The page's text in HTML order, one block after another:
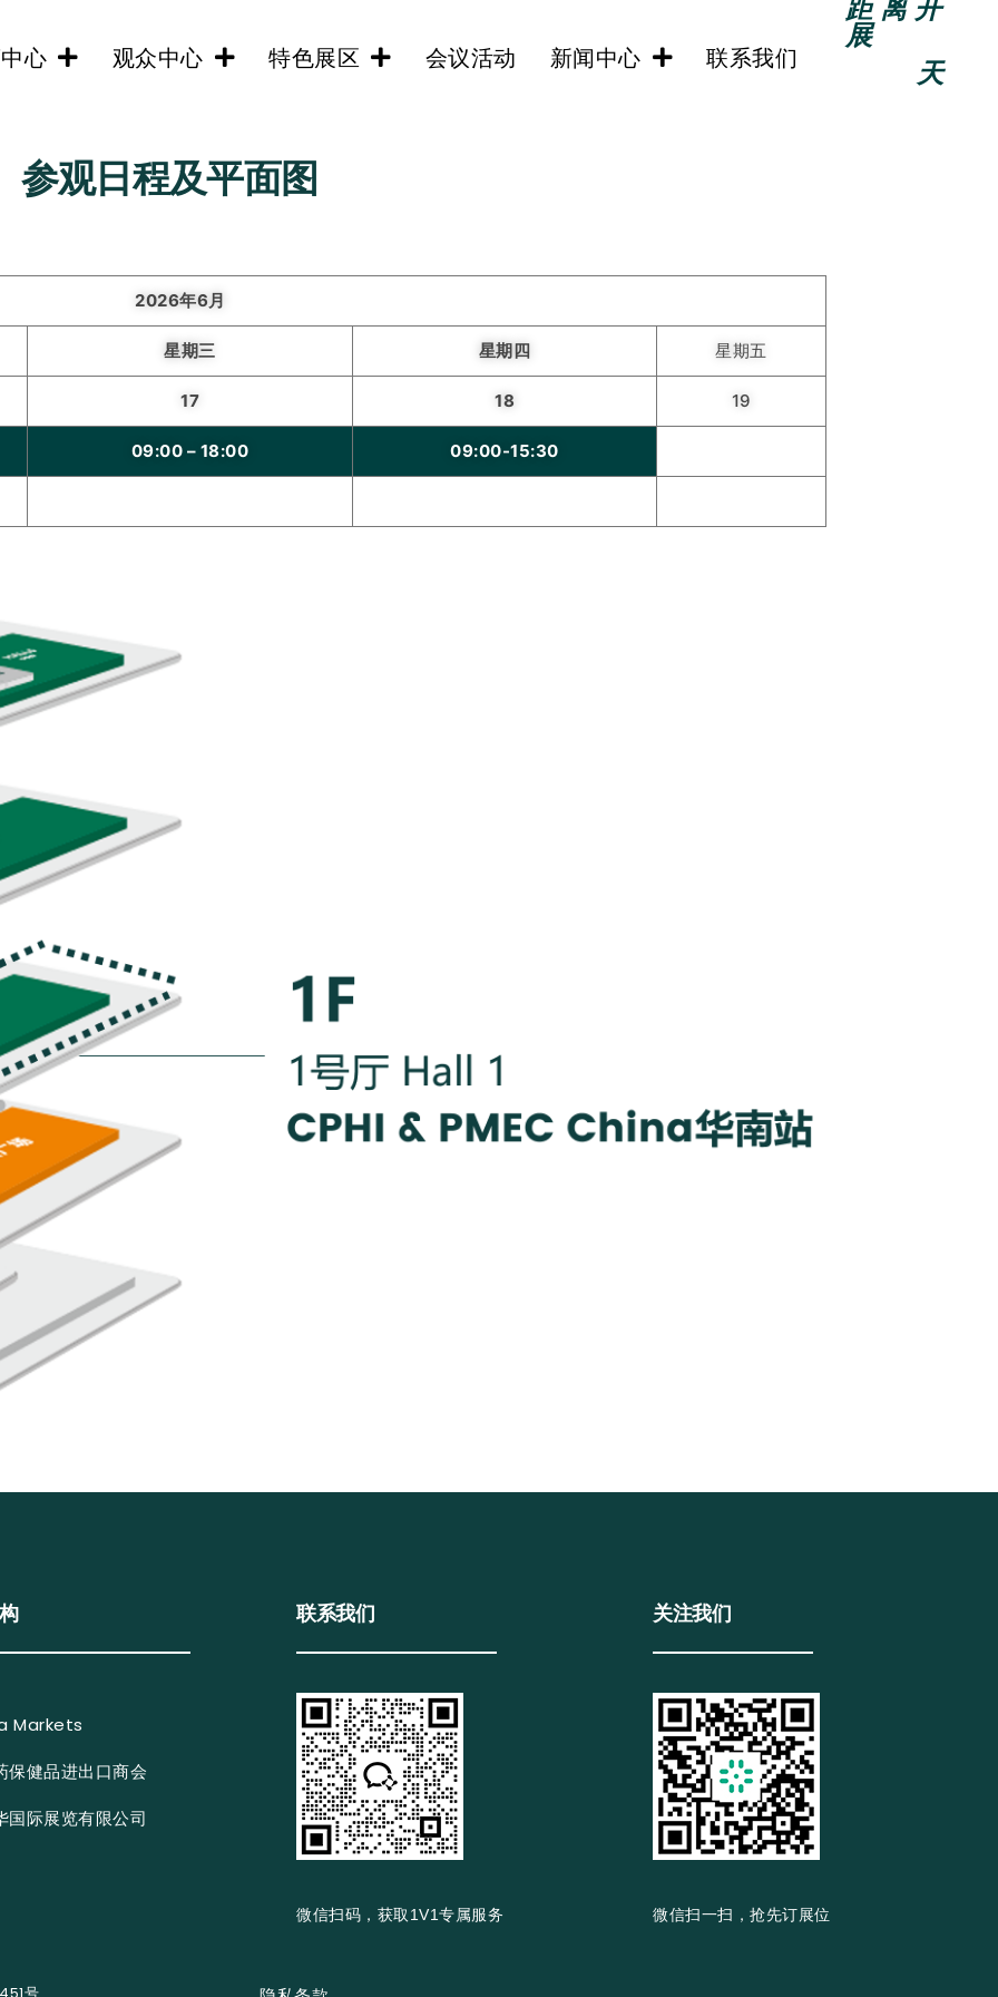
心 观众中心 特色展区 会议活动 新闻中心 联系我们
距离开
展
天
参观日程及平面图
2026年6月
星期三 星期四 星期五
17 18 19
09:00 – 18:00 09:00-15:30
Markets
保健品进出口商会
国际展览有限公司
联系我们
微信扫码，获取1V1专属服务
关注我们
微信扫一扫，抢先订展位